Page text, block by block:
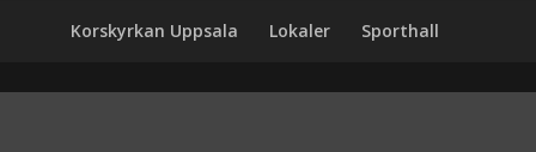
Korskyrkan Uppsala Lokaler Sporthall